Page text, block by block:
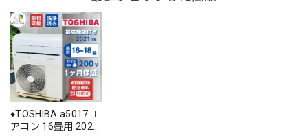
♦️TOSHIBA a5017 エ
アコン 16畳用 2021